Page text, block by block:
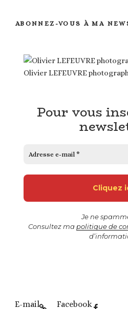
ABONNEZ-VOUS À MA
Olivier LEFEUVRE
Pour vous
Je ne
Consultez ma politique de
E-mail Facebook